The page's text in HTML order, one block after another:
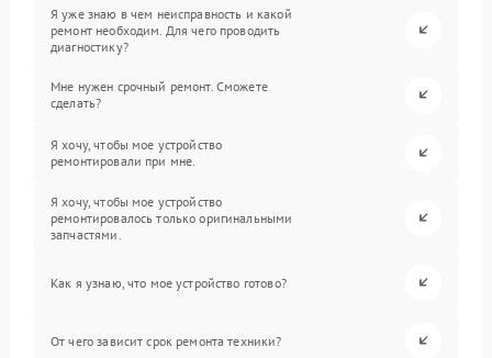
Я уже знаю в чем неисправность и какой
ремонт необходим. Для чего проводить
диагностику?
Мне нужен срочный ремонт. Сможете
сделать?
Я хочу, чтобы мое устройство
ремонтировали при мне.
Я хочу, чтобы мое устройство
ремонтировалось только оригинальными
запчастями.
Как я узнаю, что мое устройство готово?
От чего зависит срок ремонта техники?